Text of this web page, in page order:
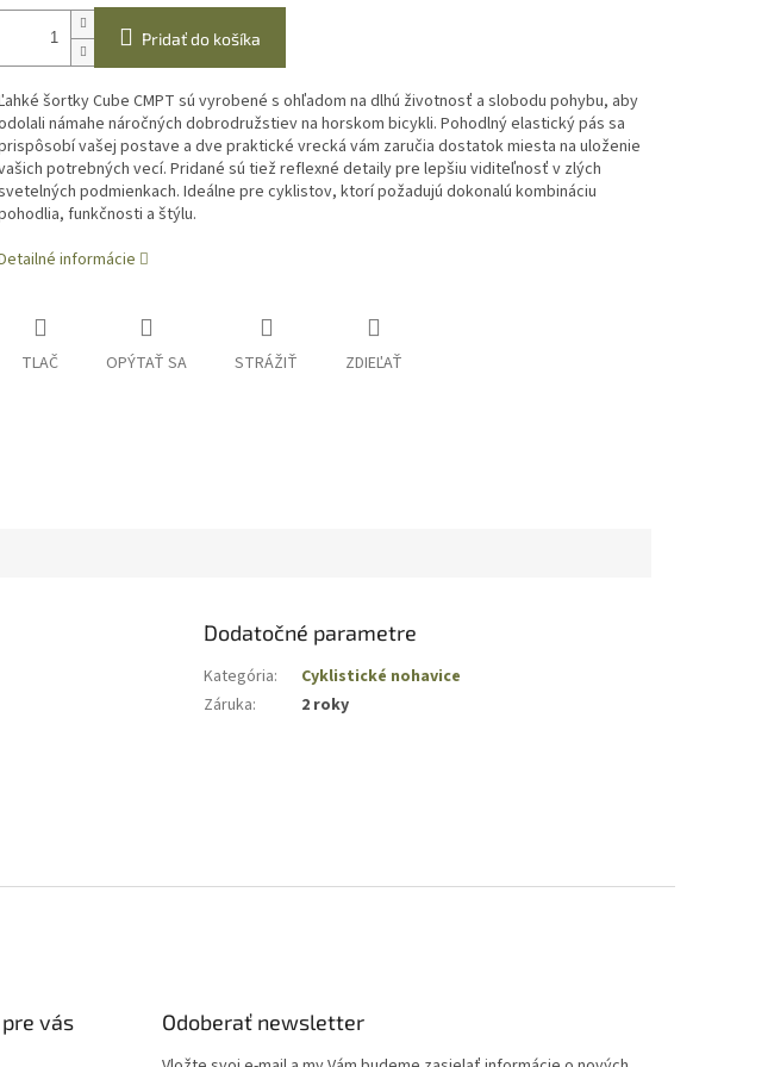
Pridať do košíka
šortky Cube CMPT sú vyrobené s ohľadom na dlhú životnosť a slobodu pohybu, aby
námahe náročných dobrodružstiev na horskom bicykli. Pohodlný elastický pás sa
vašej postave a dve praktické vrecká vám zaručia dostatok miesta na uloženie
potrebných vecí. Pridané sú tiež reflexné detaily pre lepšiu viditeľnosť v zlých
podmienkach. Ideálne pre cyklistov, ktorí požadujú dokonalú kombináciu
funkčnosti a štýlu.
informácie
TLAČ OPÝTAŤ SA STRÁŽIŤ ZDIEĽAŤ
Dodatočné parametre
Kategória:
Cyklistické nohavice
Záruka: 2 roky
vás Odoberať newsletter